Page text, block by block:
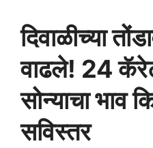
दिवाळीच्या
वाढले! 24
सोन्याचा भाव
सविस्तर